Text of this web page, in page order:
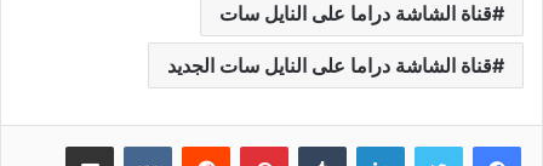
قناة الشاشة دراما على النايل سات
قناة الشاشة دراما على النايل سات الجديد
لينكدإن بينتيريست مشاركة عبر البريد